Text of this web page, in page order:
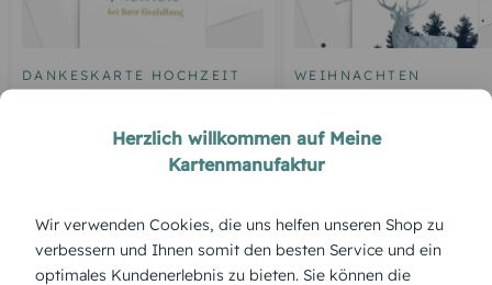
DANKESKARTE HOCHZEIT WEIHNACHTEN
Hirsch
ÜBERBLICK:
Produktbeschreibung
Herzlich willkommen auf Meine
Kartenmanufaktur
Wir verwenden Cookies, die uns helfen unseren Shop zu
verbessern und Ihnen somit den besten Service und ein
optimales Kundenerlebnis zu bieten. Sie können die